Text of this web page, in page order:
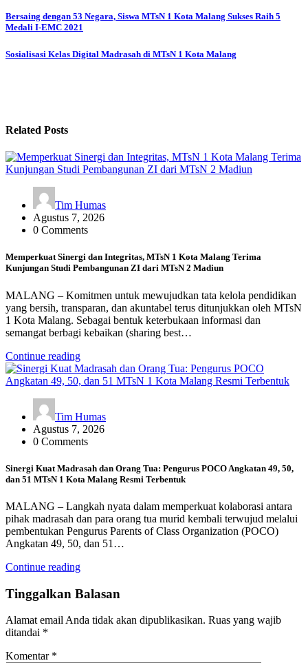
Bersaing dengan 53 Negara, Siswa MTsN 1 Kota Malang Sukses Raih 5
Medali I-EMC 2021
Sosialisasi Kelas Digital Madrasah di MTsN 1 Kota Malang
Related Posts
Tim Humas
Agustus 7, 2026
0 Comments
Memperkuat Sinergi dan Integritas, MTsN 1 Kota Malang Terima
Kunjungan Studi Pembangunan ZI dari MTsN 2 Madiun
MALANG – Komitmen untuk mewujudkan tata kelola pendidikan
yang bersih, transparan, dan akuntabel terus ditunjukkan oleh MTsN
1 Kota Malang. Sebagai bentuk keterbukaan informasi dan
semangat berbagi kebaikan (sharing best…
Continue reading
Tim Humas
Agustus 7, 2026
0 Comments
Sinergi Kuat Madrasah dan Orang Tua: Pengurus POCO Angkatan 49, 50,
dan 51 MTsN 1 Kota Malang Resmi Terbentuk
MALANG – Langkah nyata dalam memperkuat kolaborasi antara
pihak madrasah dan para orang tua murid kembali terwujud melalui
pembentukan Pengurus Parents of Class Organization (POCO)
Angkatan 49, 50, dan 51…
Continue reading
Tinggalkan Balasan
Alamat email Anda tidak akan dipublikasikan. Ruas yang wajib
ditandai *
Komentar *